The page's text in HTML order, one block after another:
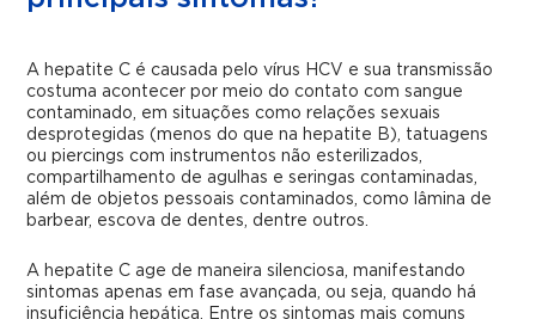
A hepatite C é causada pelo vírus HCV e sua transmissão
costuma acontecer por meio do contato com sangue
contaminado, em situações como relações sexuais
desprotegidas (menos do que na hepatite B), tatuagens
ou piercings com instrumentos não esterilizados,
compartilhamento de agulhas e seringas contaminadas,
além de objetos pessoais contaminados, como lâmina de
barbear, escova de dentes, dentre outros.
A hepatite C age de maneira silenciosa, manifestando
sintomas apenas em fase avançada, ou seja, quando há
insuficiência hepática. Entre os sintomas mais comuns